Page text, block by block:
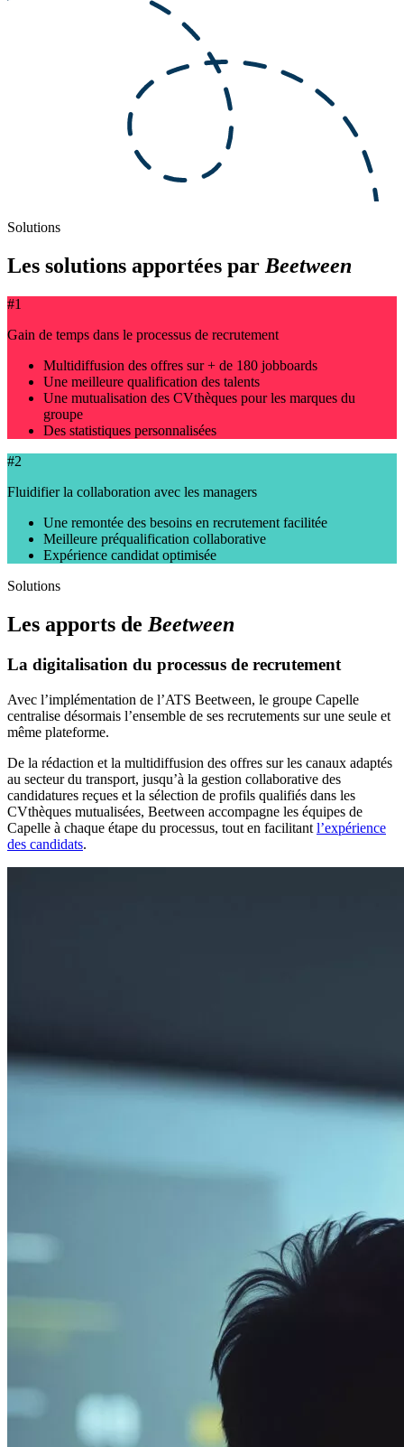
Solutions
Les solutions apportées par Beetween
#1
Gain de temps dans le processus de recrutement
Multidiffusion des offres sur + de 180 jobboards
Une meilleure qualification des talents
Une mutualisation des CVthèques pour les marques du
groupe
Des statistiques personnalisées
#2
Fluidifier la collaboration avec les managers
Une remontée des besoins en recrutement facilitée
Meilleure préqualification collaborative
Expérience candidat optimisée
Solutions
Les apports de Beetween
La digitalisation du processus de recrutement
Avec l’implémentation de l’ATS Beetween, le groupe Capelle
centralise désormais l’ensemble de ses recrutements sur une seule et
même plateforme.
De la rédaction et la multidiffusion des offres sur les canaux adaptés
au secteur du transport, jusqu’à la gestion collaborative des
candidatures reçues et la sélection de profils qualifiés dans les
CVthèques mutualisées, Beetween accompagne les équipes de
Capelle à chaque étape du processus, tout en facilitant l’expérience
des candidats.